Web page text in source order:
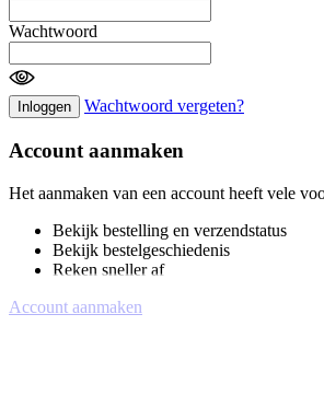
Wachtwoord
Inloggen Wachtwoord vergeten?
Account aanmaken
Het aanmaken van een account heeft vele
Bekijk bestelling en verzendstatus
Bekijk bestelgeschiedenis
Reken sneller af
Account aanmaken